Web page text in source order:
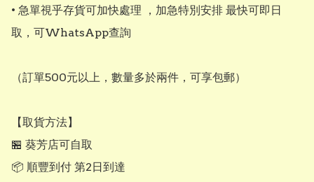
• 急單視乎存貨可加快處理 ，加急特別安排 最快可即日
取，可WhatsApp查詢
（訂單500元以上，數量多於兩件，可享包郵）
【取貨方法】
🏪 葵芳店可自取
📦 順豐到付 第2日到達